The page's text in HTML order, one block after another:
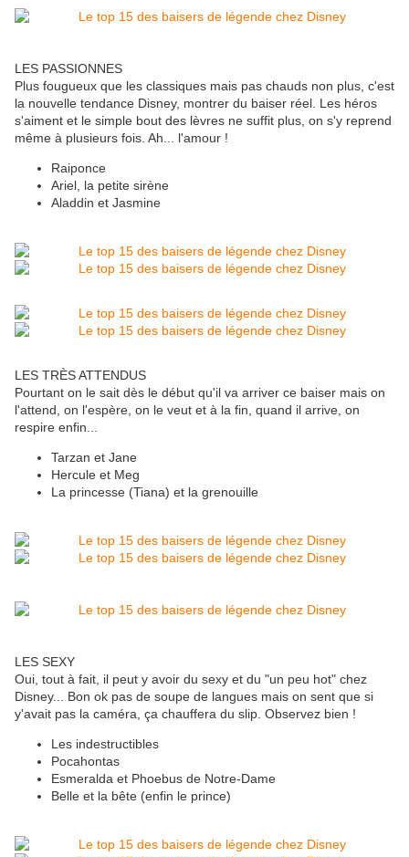
LES PASSIONNES
Plus fougueux que les classiques mais pas chauds non plus, c'est
la nouvelle tendance Disney, montrer du baiser réel. Les héros
s'aiment et le simple bout des lèvres ne suffit plus, on s'y reprend
même à plusieurs fois. Ah... l'amour !
Raiponce
Ariel, la petite sirène
Aladdin et Jasmine
LES TRÈS ATTENDUS
Pourtant on le sait dès le début qu'il va arriver ce baiser mais on
l'attend, on l'espère, on le veut et à la fin, quand il arrive, on
respire enfin...
Tarzan et Jane
Hercule et Meg
La princesse (Tiana) et la grenouille
LES SEXY
Oui, tout à fait, il peut y avoir du sexy et du "un peu hot" chez
Disney... Bon ok pas de soupe de langues mais on sent que si
y'avait pas la caméra, ça chauffera du slip. Observez bien !
Les indestructibles
Pocahontas
Esmeralda et Phoebus de Notre-Dame
Belle et la bête (enfin le prince)